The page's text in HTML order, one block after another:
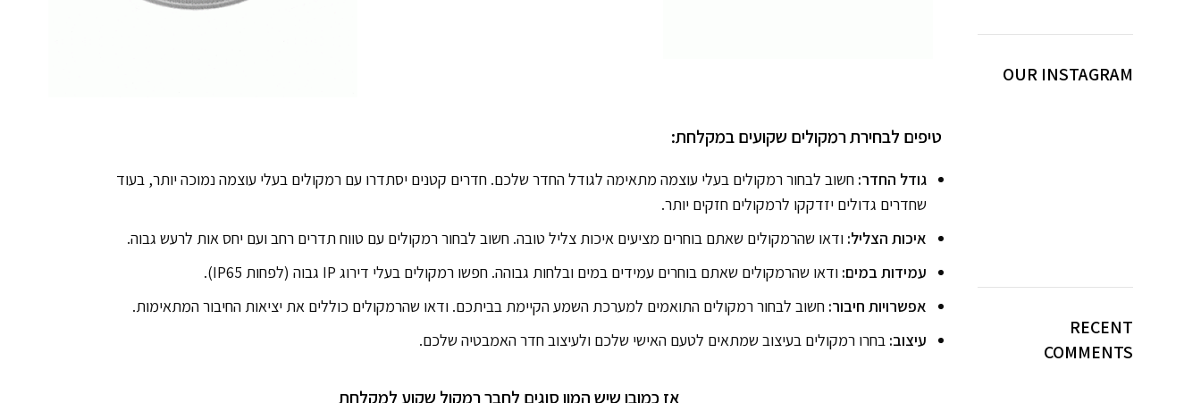
טיפים לבחירת רמקולים שקועים במקלחת:
גודל החדר: חשוב לבחור רמקולים בעלי עוצמה מתאימה לגודל החדר שלכם. חדרים קטנים יסתדרו עם רמקולים בעלי עוצמה נמוכה יותר, בעוד
שחדרים גדולים יזדקקו לרמקולים חזקים יותר.
איכות הצליל: ודאו שהרמקולים שאתם בוחרים מציעים איכות צליל טובה. חשוב לבחור רמקולים עם טווח תדרים רחב ועם יחס אות לרעש גבוה.
עמידות במים: ודאו שהרמקולים שאתם בוחרים עמידים במים ובלחות גבוהה. חפשו רמקולים בעלי דירוג IP גבוה (לפחות IP65).
אפשרויות חיבור: חשוב לבחור רמקולים התואמים למערכת השמע הקיימת בביתכם. ודאו שהרמקולים כוללים את יציאות החיבור המתאימות.
עיצוב: בחרו רמקולים בעיצוב שמתאים לטעם האישי שלכם ולעיצוב חדר האמבטיה שלכם.
אז כמובן שיש המון סוגים לחבר רמקול שקוע למקלחת
OUR INSTAGRAM
RECENT
COMMENTS